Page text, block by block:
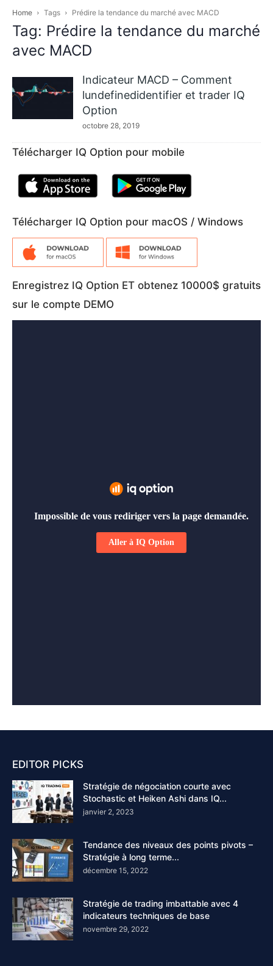
Home Tags Prédire la tendance du marché avec MACD
Tag: Prédire la tendance du marché
avec MACD
Indicateur MACD – Comment
lundefinedidentifier et trader IQ
Option
octobre 28, 2019
Télécharger IQ Option pour mobile
Télécharger IQ Option pour macOS / Windows
Enregistrez IQ Option ET obtenez 10000$ gratuits
sur le compte DEMO
EDITOR PICKS
Stratégie de négociation courte avec
Stochastic et Heiken Ashi dans IQ...
janvier 2, 2023
Tendance des niveaux des points pivots –
Stratégie à long terme...
décembre 15, 2022
Stratégie de trading imbattable avec 4
indicateurs techniques de base
novembre 29, 2022